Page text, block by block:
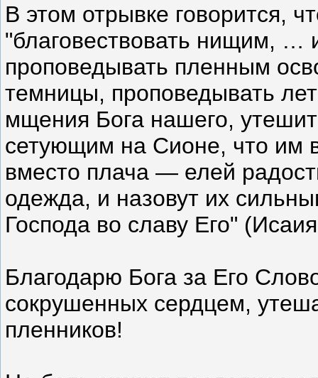
В этом отрывке говорится,
"благовествовать нищим, …
проповедывать пленным
темницы, проповедывать
мщения Бога нашего,
сетующим на Сионе, что им
вместо плача — елей
одежда, и назовут их
Господа во славу Его"
Благодарю Бога за Его
сокрушенных сердцем,
пленников!